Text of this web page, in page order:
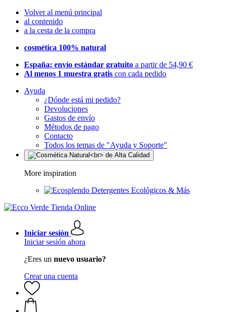
Volver al menú principal
al contenido
a la cesta de la compra
cosmética 100% natural
España: envío estándar gratuito a partir de 54,90 €
Al menos 1 muestra gratis con cada pedido
Ayuda
¿Dónde está mi pedido?
Devoluciones
Gastos de envío
Métodos de pago
Contacto
Todos los temas de "Ayuda y Soporte"
More inspiration
Detergentes Ecológicos & Más
Iniciar sesión
Iniciar sesión ahora
¿Eres un nuevo usuario?
Crear una cuenta